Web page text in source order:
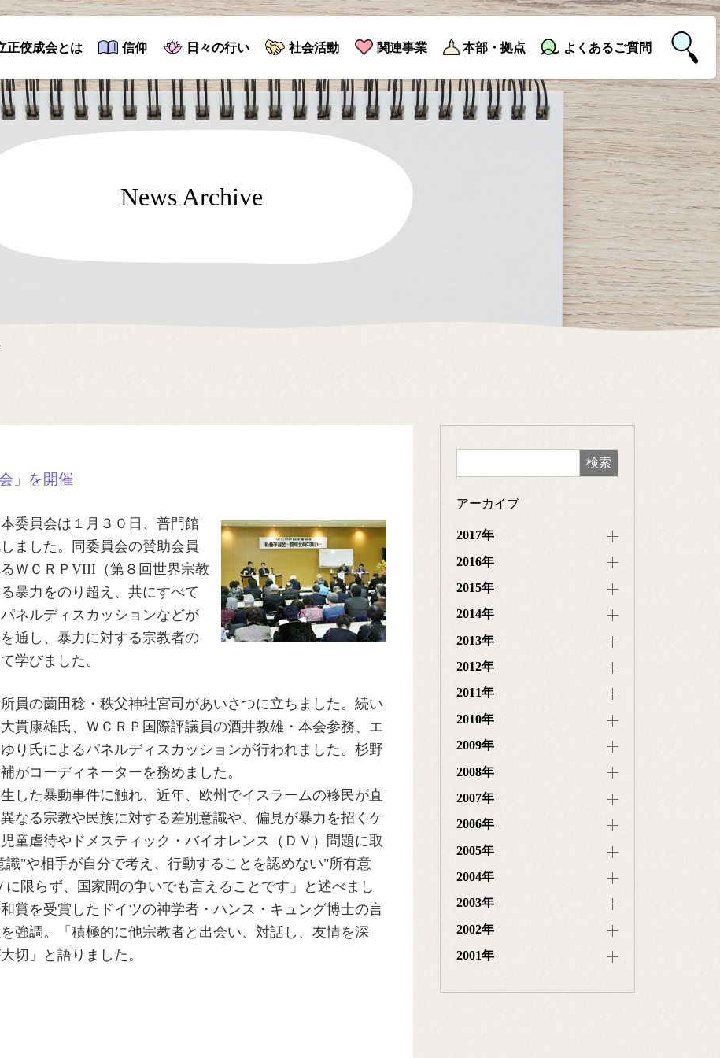
正佼成会とは 信仰 日々の行い 社会活動 関連事業 本部・拠点 よくあるご質問
News Archive
」を開催
委員会は１月３０日、普門館
ました。同委員会の賛助会員
ＷＣＲＰVIII（第８回世界宗教
暴力をのり超え、共にすべて
ネルディスカッションなどが
通し、暴力に対する宗教者の
学びました。
員の薗田稔・秩父神社宮司があいさつに立ちました。続い
貫康雄氏、ＷＣＲＰ国際評議員の酒井教雄・本会参務、エ
り氏によるパネルディスカッションが行われました。杉野
がコーディネーターを務めました。
した暴動事件に触れ、近年、欧州でイスラームの移民が直
なる宗教や民族に対する差別意識や、偏見が暴力を招くケ
童虐待やドメスティック・バイオレンス（ＤＶ）問題に取
識"や相手が自分で考え、行動することを認めない"所有意
限らず、国家間の争いでも言えることです」と述べまし
賞を受賞したドイツの神学者・ハンス・キュング博士の言
強調。「積極的に他宗教者と出会い、対話し、友情を深
切」と語りました。
アーカイブ
2017年
2016年
2015年
2014年
2013年
2012年
2011年
2010年
2009年
2008年
2007年
2006年
2005年
2004年
2003年
2002年
2001年